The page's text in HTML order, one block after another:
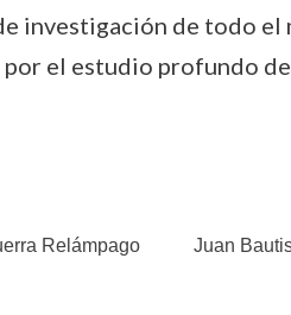
investigación de todo el
el estudio profundo
Relámpago
Juan